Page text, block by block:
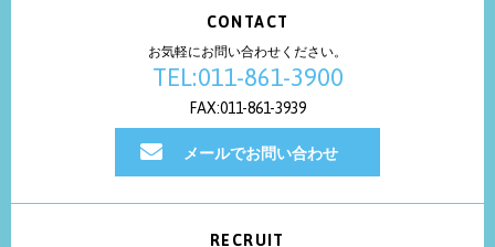
CONTACT
お気軽にお問い合わせください。
TEL:011-861-3900
FAX:011-861-3939
メールでお問い合わせ
RECRUIT